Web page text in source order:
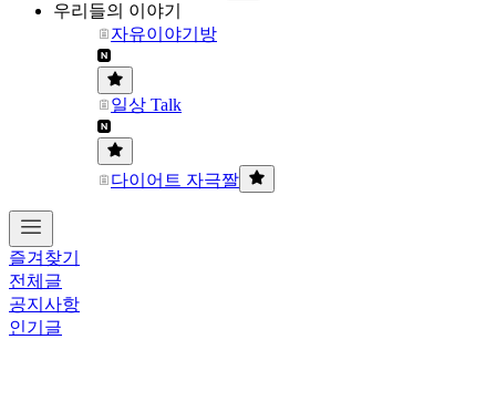
우리들의 이야기
자유이야기방
일상 Talk
다이어트 자극짤
즐겨찾기
전체글
공지사항
인기글